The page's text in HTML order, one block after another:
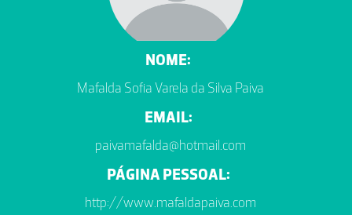
NOME:
Mafalda Sofia Varela da Silva Paiva
EMAIL:
paivamafalda@hotmail.com
PÁGINA PESSOAL:
http://www.mafaldapaiva.com